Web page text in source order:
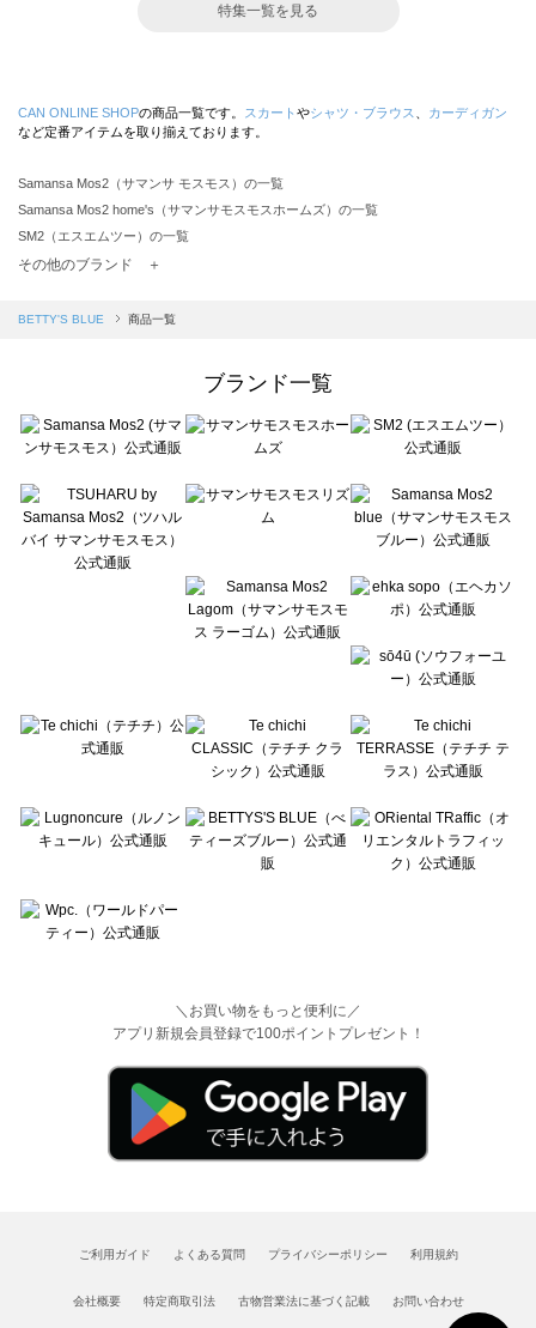
特集一覧を見る
CAN ONLINE SHOPの商品一覧です。 スカート やシャツ・ブラウス
カーディガン
など定番アイテムを取り揃えております。
Samansa Mos2（サマンサ モスモス）の一覧
Samansa Mos2 home's（サマンサモスモスホームズ）の一覧
SM2（エスエムツー）の一覧
TSUHARU by Samansa Mos2（ツハルバイサマンサモスモス）の一覧
Samansa Mos2 blue（サマンサモスモス ブルー）の一覧
Te chichi（テチチ）の一覧
Te chichi CLASSIC（テチチ クラシック）の一覧
Lugnoncure（ルノンキュール）の一覧
BETTY'S BLUE（べティーズブルー）の一覧
Wpc.（ワールドパーティー）の一覧
その他のブランド ＋
BETTY'S BLUE 商品一覧
ブランド一覧
＼お買い物をもっと便利に／
アプリ新規会員登録で100ポイントプレゼント！
ご利用ガイド よくある質問 プライバシーポリシー 利用規約
会社概要 特定商取引法 古物営業法に基づく記載 お問い合わせ